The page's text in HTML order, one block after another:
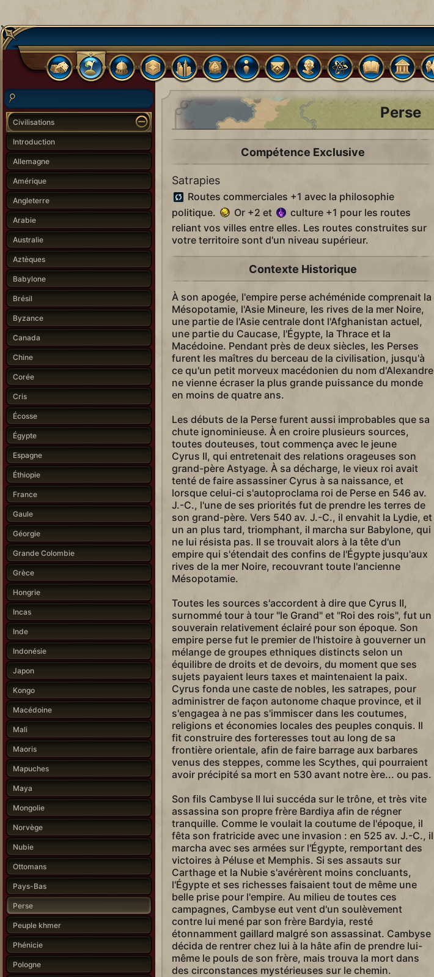
Civilisations
Introduction
Allemagne
Amérique
Angleterre
Arabie
Australie
Aztèques
Babylone
Brésil
Byzance
Canada
Chine
Corée
Cris
Écosse
Égypte
Espagne
Éthiopie
France
Gaule
Géorgie
Grande Colombie
Grèce
Hongrie
Incas
Inde
Indonésie
Japon
Kongo
Macédoine
Mali
Maoris
Mapuches
Maya
Mongolie
Norvège
Nubie
Ottomans
Pays-Bas
Perse
Peuple khmer
Phénicie
Pologne
Perse
Compétence Exclusive
Satrapies
Routes commerciales +1 avec la philosophie
politique.
Or +2 et
culture +1 pour les routes
reliant vos villes entre elles. Les routes construites sur
votre territoire sont d'un niveau supérieur.
Contexte Historique
À son apogée, l'empire perse achéménide comprenait la
Mésopotamie, l'Asie Mineure, les rives de la mer Noire,
une partie de l'Asie centrale dont l'Afghanistan actuel,
une partie du Caucase, l'Égypte, la Thrace et la
Macédoine. Pendant près de deux siècles, les Perses
furent les maîtres du berceau de la civilisation, jusqu'à
ce qu'un petit morveux macédonien du nom d'Alexandre
ne vienne écraser la plus grande puissance du monde
en moins de quatre ans.
Les débuts de la Perse furent aussi improbables que sa
chute ignominieuse. À en croire plusieurs sources,
toutes douteuses, tout commença avec le jeune
Cyrus II, qui entretenait des relations orageuses son
grand-père Astyage. À sa décharge, le vieux roi avait
tenté de faire assassiner Cyrus à sa naissance, et
lorsque celui-ci s'autoproclama roi de Perse en 546 av.
J.-C., l'une de ses priorités fut de prendre les terres de
son grand-père. Vers 540 av. J.-C., il envahit la Lydie, et
un an plus tard, triomphant, il marcha sur Babylone, qui
ne lui résista pas. Il se trouvait alors à la tête d'un
empire qui s'étendait des confins de l'Égypte jusqu'aux
rives de la mer Noire, recouvrant toute l'ancienne
Mésopotamie.
Toutes les sources s'accordent à dire que Cyrus II,
surnommé tour à tour "le Grand" et "Roi des rois", fut un
souverain relativement éclairé pour son époque. Son
empire perse fut le premier de l'histoire à gouverner un
mélange de groupes ethniques distincts selon un
équilibre de droits et de devoirs, du moment que ses
sujets payaient leurs taxes et maintenaient la paix.
Cyrus fonda une caste de nobles, les satrapes, pour
administrer de façon autonome chaque province, et il
s'engagea à ne pas s'immiscer dans les coutumes,
religions et économies locales des peuples conquis. Il
fit construire des forteresses tout au long de sa
frontière orientale, afin de faire barrage aux barbares
venus des steppes, comme les Scythes, qui pourraient
avoir précipité sa mort en 530 avant notre ère... ou pas.
Son fils Cambyse II lui succéda sur le trône, et très vite
assassina son propre frère Bardiya afin de régner
tranquille. Comme le voulait la coutume de l'époque, il
fêta son fratricide avec une invasion : en 525 av. J.-C., il
marcha avec ses armées sur l'Égypte, remportant des
victoires à Péluse et Memphis. Si ses assauts sur
Carthage et la Nubie s'avérèrent moins concluants,
l'Égypte et ses richesses faisaient tout de même une
belle prise pour l'empire. Au milieu de toutes ces
campagnes, Cambyse eut vent d'un soulèvement
contre lui mené par son frère Bardyia, resté
étonnamment gaillard malgré son assassinat. Cambyse
décida de rentrer chez lui à la hâte afin de prendre lui-
même le pouls de son frère, mais trouva la mort dans
des circonstances mystérieuses sur le chemin.